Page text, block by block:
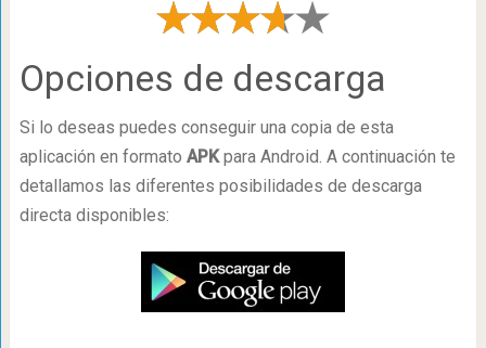
Opciones de descarga
Si lo deseas puedes conseguir una copia de esta
aplicación en formato APKpara Android. A continuación te
detallamos las diferentes posibilidades de descarga
directa disponibles: